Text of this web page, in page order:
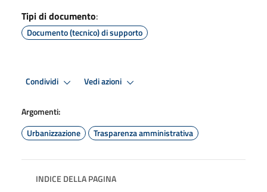
Tipi di documento:
Documento (tecnico) di supporto
Condividi Vedi azioni
Argomenti:
Urbanizzazione
Trasparenza amministrativa
INDICE DELLA PAGINA